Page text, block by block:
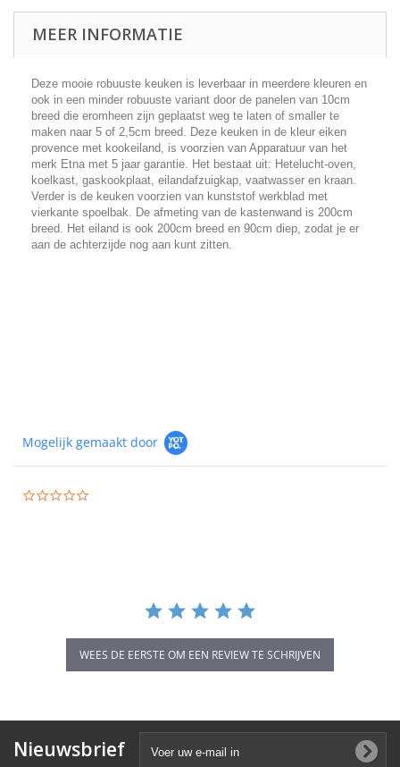
MEER INFORMATIE
Deze mooie robuuste keuken is leverbaar in meerdere kleuren en
ook in een minder robuuste variant door de panelen van 10cm
breed die eromheen zijn geplaatst weg te laten of smaller te
maken naar 5 of 2,5cm breed. Deze keuken in de kleur eiken
provence met kookeiland, is voorzien van Apparatuur van het
merk Etna met 5 jaar garantie. Het bestaat uit: Hetelucht-oven,
koelkast, gaskookplaat, eilandafzuigkap, vaatwasser en kraan.
Verder is de keuken voorzien van kunststof werkblad met
vierkante spoelbak. De afmeting van de kastenwand is 200cm
breed. Het eiland is ook 200cm breed en 90cm diep, zodat je er
aan de achterzijde nog aan kunt zitten.
Mogelijk gemaakt door
WEES DE EERSTE OM EEN REVIEW TE SCHRIJVEN
Nieuwsbrief